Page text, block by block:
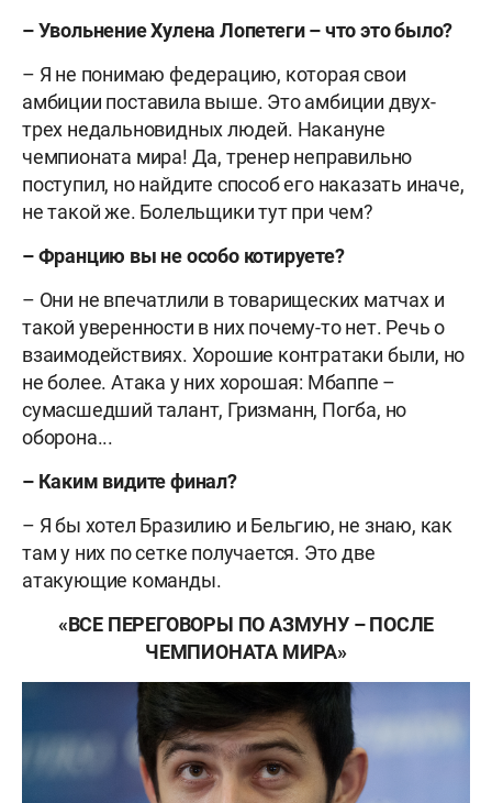
– Увольнение Хулена Лопетеги – что это было?
– Я не понимаю федерацию, которая свои
амбиции поставила выше. Это амбиции двух-
трех недальновидных людей. Накануне
чемпионата мира! Да, тренер неправильно
поступил, но найдите способ его наказать иначе,
не такой же. Болельщики тут при чем?
– Францию вы не особо котируете?
– Они не впечатлили в товарищеских матчах и
такой уверенности в них почему-то нет. Речь о
взаимодействиях. Хорошие контратаки были, но
не более. Атака у них хорошая: Мбаппе –
сумасшедший талант, Гризманн, Погба, но
оборона...
– Каким видите финал?
– Я бы хотел Бразилию и Бельгию, не знаю, как
там у них по сетке получается. Это две
атакующие команды.
«ВСЕ ПЕРЕГОВОРЫ ПО АЗМУНУ – ПОСЛЕ
ЧЕМПИОНАТА МИРА»